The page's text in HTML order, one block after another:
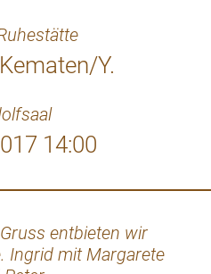
Y.
14:00
entbieten wir
Ingrid mit Margarete